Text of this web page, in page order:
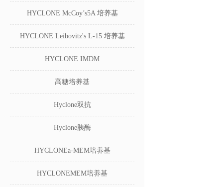
HYCLONE McCoy’s5A 培养基
HYCLONE Leibovitz's L-15 培养基
HYCLONE IMDM
高糖培养基
Hyclone双抗
Hyclone胰酶
HYCLONEa-MEM培养基
HYCLONEMEM培养基